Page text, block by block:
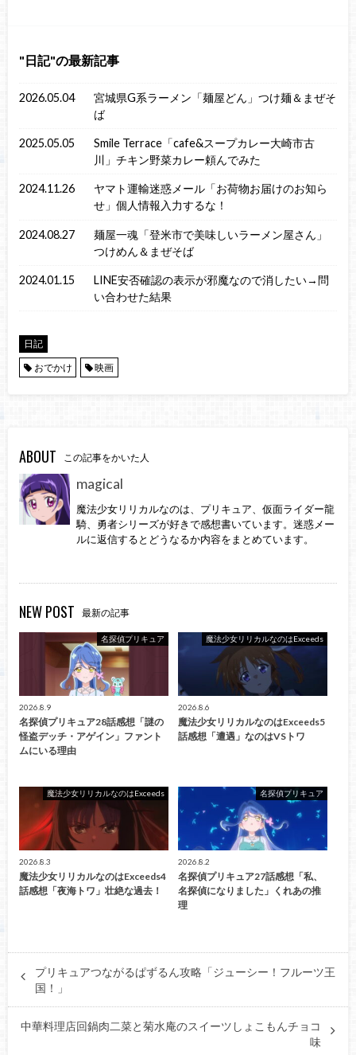
日記 の最新記事
2026.05.04
宮城県G系ラーメン「麺屋どん」つけ麺＆まぜそ
ば
2025.05.05
Smile Terrace「cafe&スープカレー大崎市古
川」チキン野菜カレー頼んでみた
2024.11.26
ヤマト運輸迷惑メール「お荷物お届けのお知ら
せ」個人情報入力するな！
2024.08.27
麺屋一魂「登米市で美味しいラーメン屋さん」
つけめん＆まぜそば
2024.01.15
LINE安否確認の表示が邪魔なので消したい→問
い合わせた結果
日記
おでかけ
映画
ABOUT この記事をかいた人
magical
魔法少女リリカルなのは、プリキュア、仮面ライダー龍
騎、勇者シリーズが好きで感想書いています。迷惑メー
ルに返信するとどうなるか内容をまとめています。
NEW POST 最新の記事
名探偵プリキュア
2026.8.9
名探偵プリキュア28話感想「謎の
怪盗デッチ・アゲイン」ファント
ムにいる理由
魔法少女リリカルなのはExceeds
2026.8.6
魔法少女リリカルなのはExceeds5
話感想「遭遇」なのはVSトワ
魔法少女リリカルなのはExceeds
2026.8.3
魔法少女リリカルなのはExceeds4
話感想「夜海トワ」壮絶な過去！
名探偵プリキュア
2026.8.2
名探偵プリキュア27話感想「私、
名探偵になりました」くれあの推
理
プリキュアつながるぱずるん攻略「ジューシー！フルーツ王
国！」
中華料理店回鍋肉二菜と菊水庵のスイーツしょこもんチョコ
味